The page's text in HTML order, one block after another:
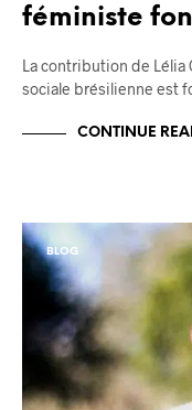
féministe
La contribution de Lélia
sociale brésilienne est
CONTINUE
BLOG